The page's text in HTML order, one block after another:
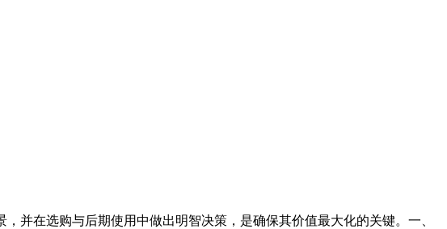
并在选购与后期使用中做出明智决策，是确保其价值最大化的关键。一、